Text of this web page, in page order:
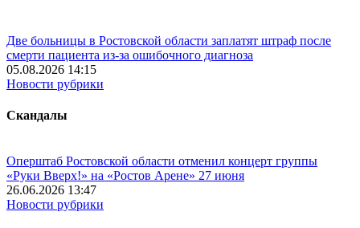
Две больницы в Ростовской области заплатят штраф после
смерти пациента из-за ошибочного диагноза
05.08.2026 14:15
Новости рубрики
Скандалы
Оперштаб Ростовской области отменил концерт группы
«Руки Вверх!» на «Ростов Арене» 27 июня
26.06.2026 13:47
Новости рубрики